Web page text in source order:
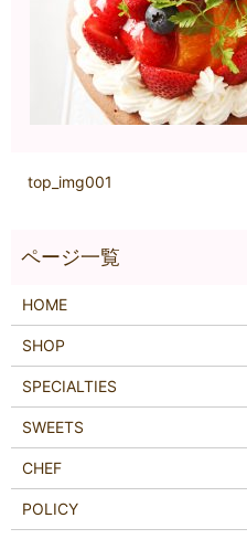
top_img001
HOME
SHOP
SPECIALTIES
SWEETS
CHEF
POLICY